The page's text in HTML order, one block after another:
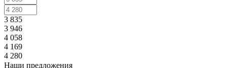
3 835
3 946
4 058
4 169
4 280
Наши предложения